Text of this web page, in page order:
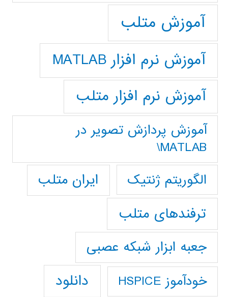
آموزش متلب
آموزش نرم افزار MATLAB
آموزش نرم افزار متلب
آموزش پردازش تصوير در
MATLAB\
الگوریتم ژنتیک
ایران متلب
ترفندهای متلب
جعبه ابزار شبکه عصبی
خودآموز HSPICE دانلود